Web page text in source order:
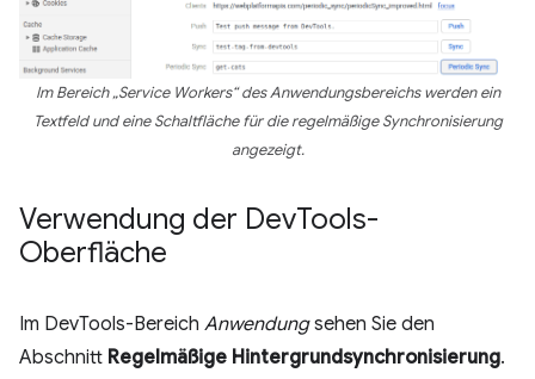
Im Bereich „Service Workers“ des Anwendungsbereichs werden ein
Textfeld und eine Schaltfläche für die regelmäßige Synchronisierung
angezeigt.
Verwendung der DevTools-
Oberfläche
Im DevTools-Bereich Anwendungsehen Sie den
Abschnitt Regelmäßige Hintergrundsynchronisierung.